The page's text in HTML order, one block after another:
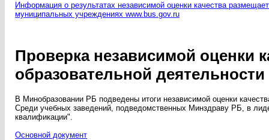
Информация о результатах независимой оценки качества
муниципальных учреждениях www.bus.gov.ru
Проверка независимой оценки
образовательной деятельности
В Минобразовании РБ подведены итоги независимой оценки
Среди учебных заведений, подведомственных Минздраву РБ, в
квалификации".
Основной документ